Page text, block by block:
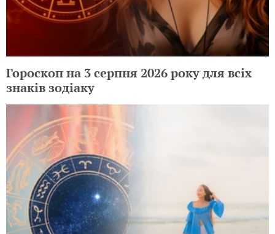
Гороскоп на 3 серпня 2026 року для всіх
знаків зодіаку